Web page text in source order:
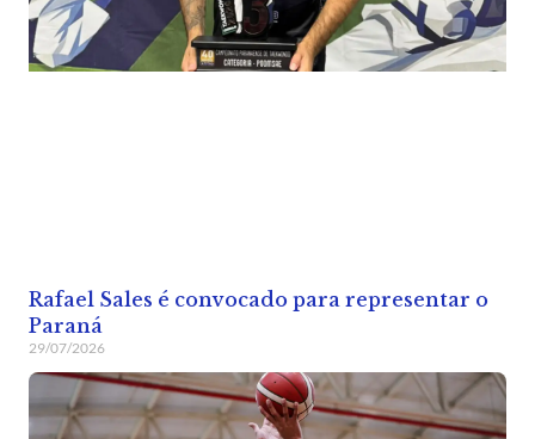
Rafael Sales é convocado para representar o
Paraná
29/07/2026